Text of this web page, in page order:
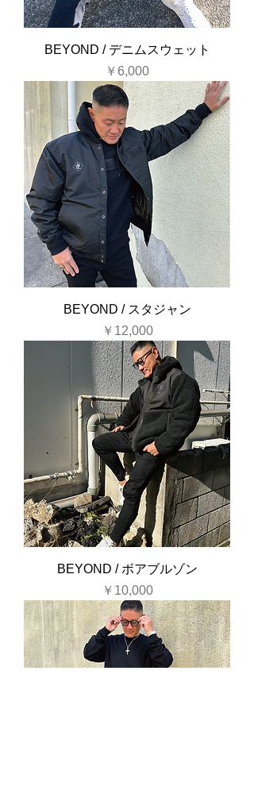
BEYOND / デニムスウェット
価格
￥6,000
BEYOND / スタジャン
価格
￥12,000
BEYOND / ボアブルゾン
価格
￥10,000